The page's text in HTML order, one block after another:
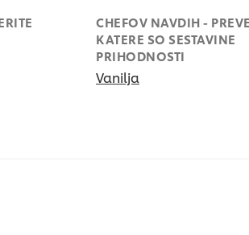
CHEFOV NAVDIH -
KATERE SO SESTAVINE
PRIHODNOSTI
Vanilja